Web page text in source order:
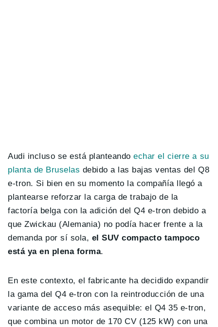
Audi incluso se está planteandoechar el cierre a su
planta de Bruselas debido a las bajas ventas del Q8
e-tron. Si bien en su momento la compañía llegó a
plantearse reforzar la carga de trabajo de la
factoría belga con la adición del Q4 e-tron debido a
que Zwickau (Alemania) no podía hacer frente a la
demanda por sí sola, el SUV compacto tampoco
está ya en plena forma.
En este contexto, el fabricante ha decidido expandir
la gama del Q4 e-tron con la reintroducción de una
variante de acceso más asequible: el Q4 35 e-tron,
que combina un motor de 170 CV (125 kW) con una